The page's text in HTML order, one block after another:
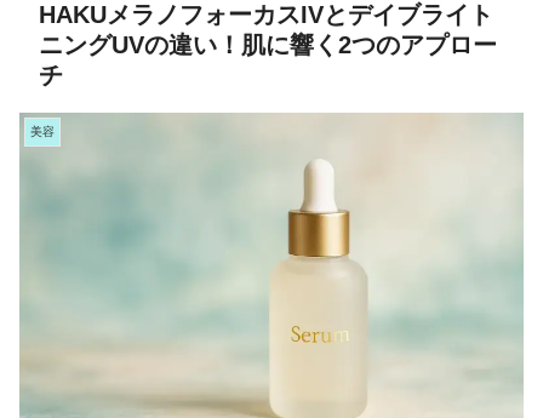
HAKUメラノフォーカスIVとデイブライト
ニングUVの違い！肌に響く2つのアプロー
チ
美容